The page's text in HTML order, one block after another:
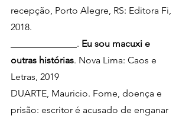
recepção, Porto Alegre, RS: Editora Fi,
2018.
______________. Eu sou macuxi e
outras histórias. Nova Lima: Caos e
Letras, 2019
DUARTE, Mauricio. Fome, doença e
prisão: escritor é acusado de enganar